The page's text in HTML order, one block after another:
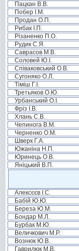
Пацкан В.В.
Побер І.М.
Продан О.П.
Рибак І.П.
Різаненко П.О.
Рудик С.Я.
Саврасов М.В.
Соловей Ю.І.
Співаковський О.В.
Сугоняко О.Л.
Тіміш Г.І.
Третьяков О.Ю.
Урбанський О.І.
Фріз І.В.
Хлань С.В.
Чепинога В.М.
Черненко О.М.
Шверк Г.А.
Южаніна Н.П.
Юринець О.В.
Яніцький В.П.
Алексєєв І.С.
Бабій Ю.Ю.
Береза Ю.М.
Бондар М.Л.
Бурбак М.Ю.
Величкович М.Р.
Вознюк Ю.В.
Гаврилюк М.В.